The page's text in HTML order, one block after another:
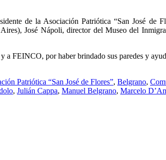
de la Asociación Patriótica “San José de
José Nápoli, director del Museo del
a FEINCO, por haber brindado sus paredes y
Patriótica “San José de Flores”, Belgrano,
, Julián Cappa, Manuel Belgrano, Marcelo